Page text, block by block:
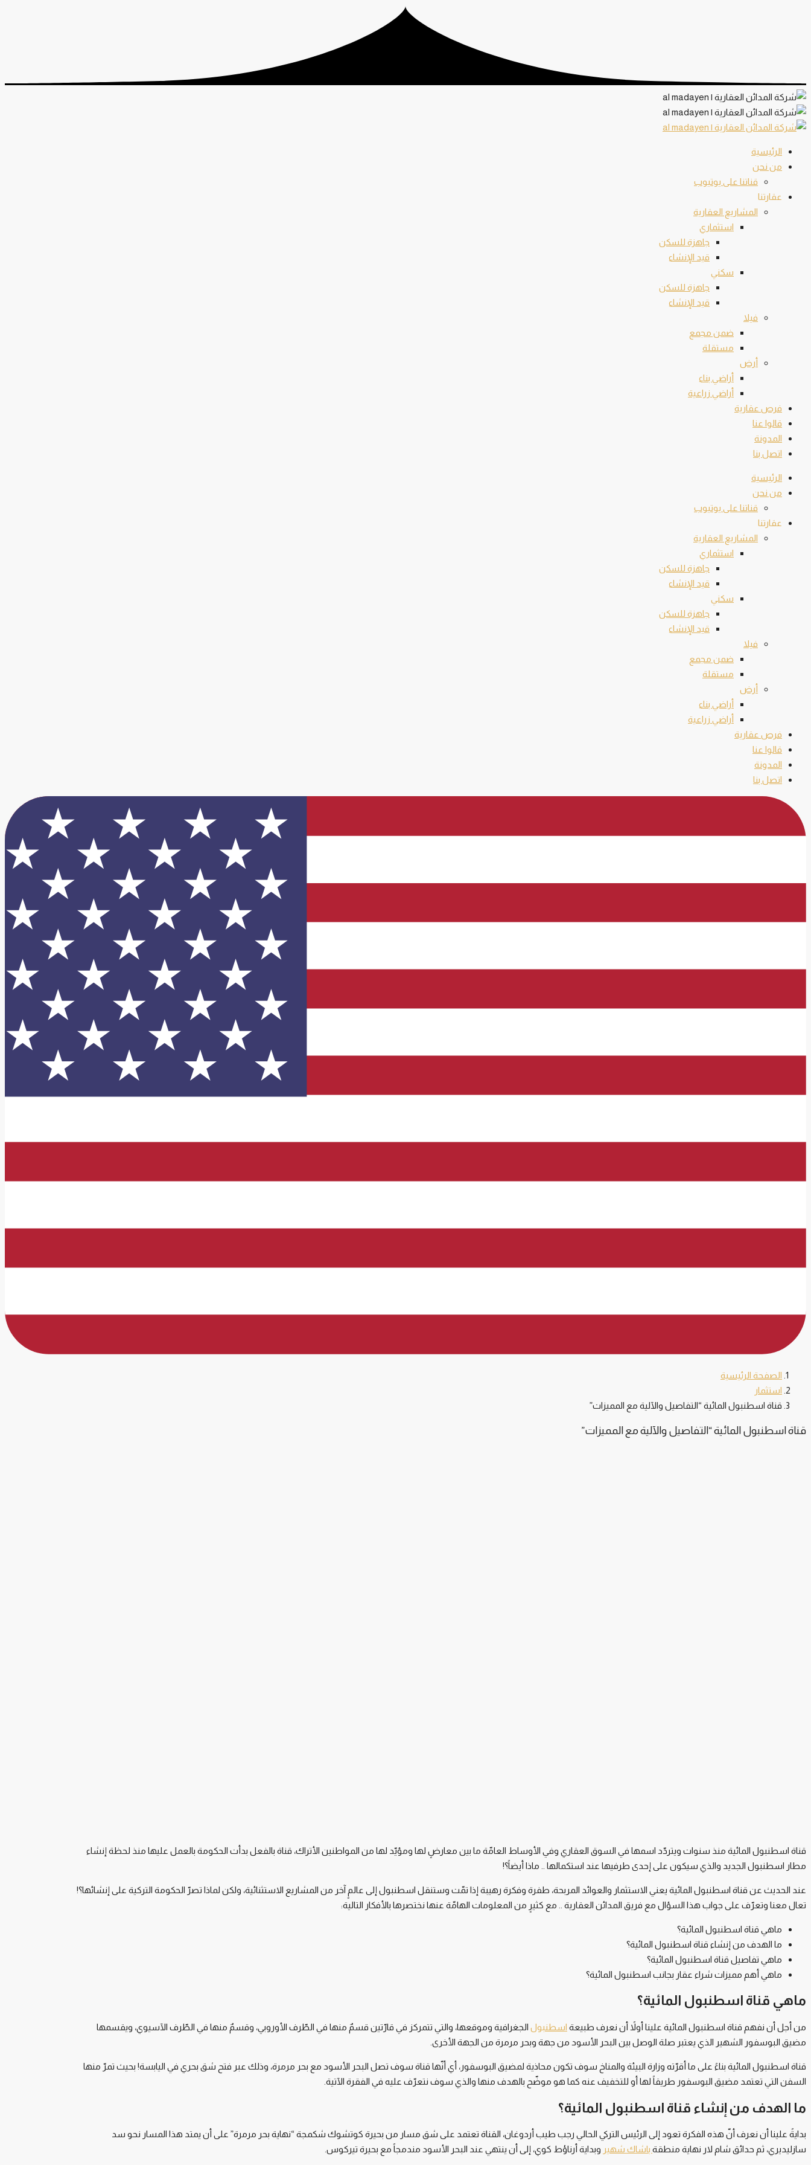
الرئيسية
من نحن
قناتنا على يوتيوب
عقارتنا
المشاريع العقارية
استثماري
جاهزة للسكن
قيد الإنشاء
سكني
جاهزة للسكن
قيد الإنشاء
فيلا
ضمن مجمع
مستقلة
أرض
أراضي بناء
أراضي زراعية
فرص عقارية
قالوا عنا
المدونة
اتصل بنا
الرئيسية
من نحن
قناتنا على يوتيوب
عقارتنا
المشاريع العقارية
استثماري
جاهزة للسكن
قيد الإنشاء
سكني
جاهزة للسكن
قيد الإنشاء
فيلا
ضمن مجمع
مستقلة
أرض
أراضي بناء
أراضي زراعية
فرص عقارية
قالوا عنا
المدونة
اتصل بنا
الصفحة الرئيسية
استثمار
قناة اسطنبول المائية “التفاصيل والآلية مع المميزات”
قناة اسطنبول المائية “التفاصيل والآلية مع المميزات”
قناة اسطنبول المائية منذ سنوات ويتردّد اسمها في السوق العقاري وفي الأوساط العامّة ما بين معارضٍ لها ومؤيّد لها من المواطنين الأتراك، قناة بالفعل بدأت الحكومة بالعمل عليها منذ لحظة إنشاء
مطار اسطنبول الجديد والذي سيكون على إحدى طرفيها عند استكمالها .. ماذا أيضاً؟!
عند الحديث عن قناة اسطنبول المائية يعني الاستثمار والعوائد المربحة، طفرة وفكرة رهيبة إذا تمّت وستنقل اسطنبول إلى عالمٍ آخر من المشاريع الاستثنائية، ولكن لماذا تصرّ الحكومة التركية على إنشائها؟!
تعال معنا وتعرّف على جواب هذا السؤال مع فريق المدائن العقارية .. مع كثيرٍ من المعلومات الهامّة عنها نختصرها بالأفكار التالية:
ماهي قناة اسطنبول المائية؟
ما الهدف من إنشاء قناة اسطنبول المائية؟
ماهي تفاصيل قناة اسطنبول المائية؟
ماهي أهم مميزات شراء عقار بجانب اسطنبول المائية؟
ماهي قناة اسطنبول المائية؟
من أجل أن نفهم قناة اسطنبول المائية علينا أولاً أن نعرف طبيعة اسطنبول الجغرافية وموقعها، والتي تتمركز في قارّتين قسمٌ منها في الطّرف الأوروبي، وقسمٌ منها في الطّرف الآسيوي، ويقسمها
مضيق البوسفور الشهير الذي يعتبر صلة الوصل بين البحر الأسود من جهة وبحر مرمرة من الجهة الأخرى.
قناة اسطنبول المائية بناءً على ما أقرّته وزارة البيئة والمناخ سوف تكون محاذية لمضيق البوسفور، أي أنّها قناة سوف تصل البحر الأسود مع بحر مرمرة، وذلك عبر فتح شق بحري في اليابسة! بحيث تمرّ منها
السفن التي تعتمد مضيق البوسفور طريقاً لها أو للتخفيف عنه كما هو موضّح بالهدف منها والذي سوف نتعرّف عليه في الفقرة الآتية.
ما الهدف من إنشاء قناة اسطنبول المائية؟
بدايةً علينا أن نعرف أنّ هذه الفكرة تعود إلى الرئيس التركي الحالي رجب طيب أردوغان، القناة تعتمد على شق مسار من بحيرة كوتشوك شكمجة “نهاية بحر مرمرة” على أن يمتد هذا المسار نحو سد
سازليديري، ثم حدائق شام لار نهاية منطقة باشاك شهير وبداية أرناؤط كوي، إلى أن ينتهي عند البحر الأسود مندمجاً مع بحيرة تيركوس.